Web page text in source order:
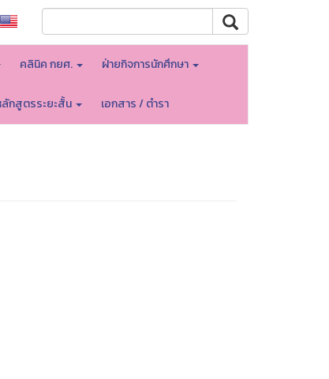
คลินิค กยศ. ฝ่ายกิจการนักศึกษา
กสูตรระยะสั้น เอกสาร / ตำรา